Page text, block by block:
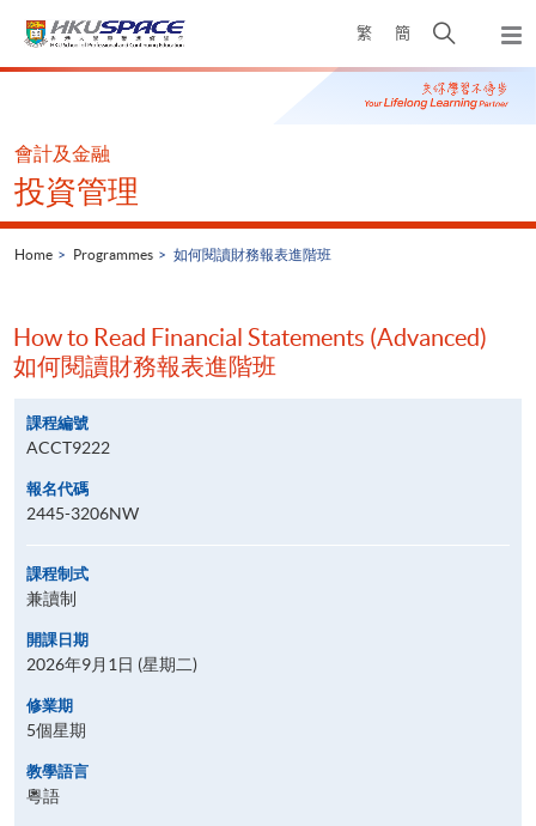
繁 簡
Open
search
panel
Main
會計及金融
投資管理
Home Programmes 如何閱讀財務報表進階班
How to Read Financial Statements (Advanced)
如何閱讀財務報表進階班
課程編號
ACCT9222
報名代碼
2445-3206NW
課程制式
兼讀制
開課日期
2026年9月1日 (星期二)
修業期
5個星期
教學語言
粵語